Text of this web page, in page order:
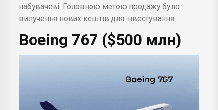
набувачеві. Головною метою продажу було
вилучення нових коштів для інвестування.
Boeing 767 ($500 млн)